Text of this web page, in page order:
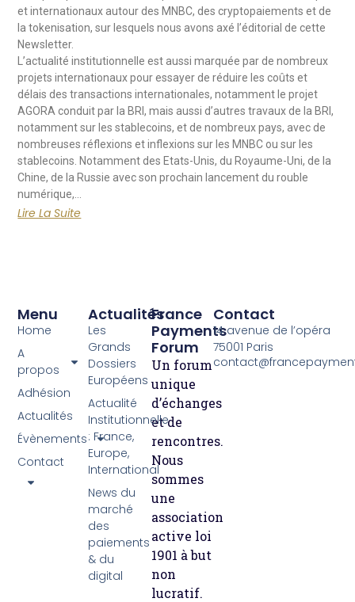
et internationaux autour des MNBC, des cryptopaiements et de
la tokenisation, sur lesquels nous avons axé l’éditorial de cette
Newsletter.
L’actualité institutionnelle est aussi marquée par de nombreux
projets internationaux pour essayer de réduire les coûts et
délais des transactions internationales, notamment le projet
AGORA conduit par la BRI, mais aussi d’autres travaux de la BRI,
notamment sur les stablecoins, et de nombreux pays, avec de
nombreuses réflexions et inflexions sur les MNBC ou sur les
stablecoins. Notamment des Etats-Unis, du Royaume-Uni, de la
Chine, de la Russie avec son prochain lancement du rouble
numérique,…
Lire La Suite
France
Payments
Forum
Un forum
unique
d’échanges
et de
rencontres.
Nous
sommes
une
association
active loi
1901 à but
non
lucratif.
Actualités
Les
Grands
Dossiers
Européens
Actualité
Institutionnelle
: France,
Europe,
International
News du
marché
des
paiements
& du
digital
Menu
Home
A
propos
Adhésion
Actualités
Évènements
Contact
Contact
14 avenue de l’opéra
75001 Paris